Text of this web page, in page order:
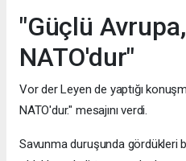
"Güçlü
NATO'dur"
Vor der Leyen de yaptığı
NATO'dur." mesajını verdi.
Savunma duruşunda gördükleri